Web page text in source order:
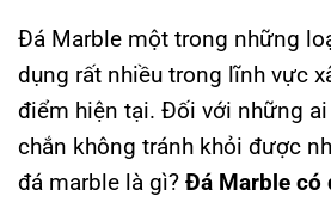
Đá Marble một trong những
dụng rất nhiều trong lĩnh vực
điểm hiện tại. Đối với những
chắn không tránh khỏi được
đá marble là gì? Đá Marble có